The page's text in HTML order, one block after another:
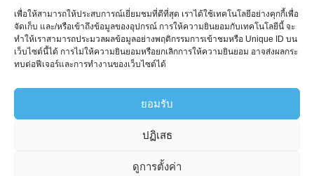
เพื่อให้สามารถให้ประสบการณ์เยี่ยมชมที่ดีที่สุด เราได้ใช้เทคโนโลยีอย่างคุกกี้เพื่อ
จัดเก็บ และ/หรือเข้าถึงข้อมูลของอุปกรณ์ การให้ความยินยอมกับเทคโนโลยีนี้ จะ
ทำให้เราสามารถประมวลผลข้อมูลอย่างพฤติกรรมการเข้าชมหรือ Unique ID บน
เว็บไซต์นี้ได้ การไม่ให้ความยินยอมหรือยกเลิกการให้ความยินยอม อาจส่งผลกระ
ทบต่อฟีเจอร์และการทำงานของเว็บไซต์ได้
ยอมรับ
ปฏิเสธ
ดูการตั้งค่า
ENGLISH VERSION
My blog is also available inEnglish.
© since 2006 Apirak T. All Rights Reserved.
trademark) of their respective owner(s) where said companies' or